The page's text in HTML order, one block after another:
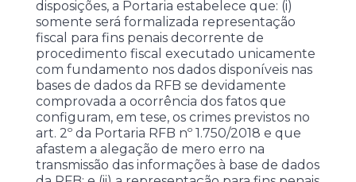
disposições, a Portaria estabelece que: (i)
somente será formalizada representação
fiscal para fins penais decorrente de
procedimento fiscal executado unicamente
com fundamento nos dados disponíveis nas
bases de dados da RFB se devidamente
comprovada a ocorrência dos fatos que
configuram, em tese, os crimes previstos no
art. 2º da Portaria RFB nº 1.750/2018 e que
afastem a alegação de mero erro na
transmissão das informações à base de dados